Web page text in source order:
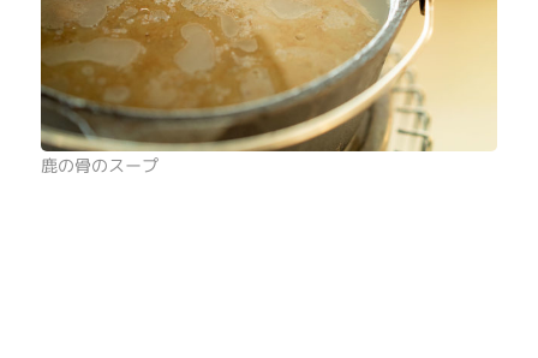
鹿の骨のスープ